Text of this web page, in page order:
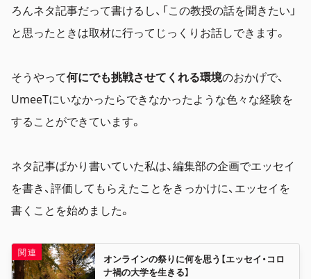
ろんネタ記事だって書けるし、「この教授の話を聞きたい」
と思ったときは取材に行ってじっくりお話しできます。
そうやって何にでも挑戦させてくれる環境のおかげで、
UmeeTにいなかったらできなかったような色々な経験を
することができています。
ネタ記事ばかり書いていた私は、編集部の企画でエッセイ
を書き、評価してもらえたことをきっかけに、エッセイを
書くことを始めました。
オンラインの祭りに何を思う【エッセイ・コロ
ナ禍の大学を生きる】